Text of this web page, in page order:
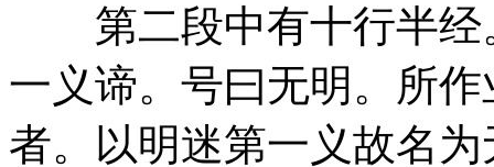
第二段中有十行半经
一义谛。号曰无明。所
者。以明迷第一义故名